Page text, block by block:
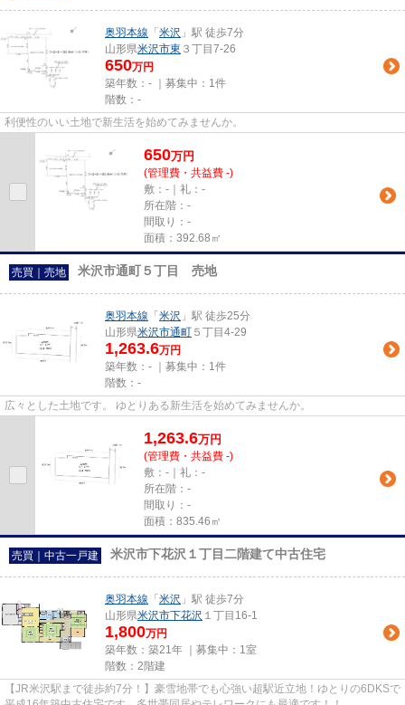
奥羽本線 「 米沢 」駅 徒歩7分
山形県米沢市東 ３丁目7-26
650万円
築年数：- ｜募集中： 1件
階数：-
利便性のいい土地で新生活を始めてみませんか。
650万円
(管理費・共益費 -)
敷：-｜礼：-
所在階：-
間取り：-
面積：392.68㎡
売買｜売地 米沢市通町５丁目 売地
奥羽本線 「 米沢 」駅 徒歩25分
山形県米沢市通町 ５丁目4-29
1,263.6万円
築年数：- ｜募集中： 1件
階数：-
広々とした土地です。 ゆとりある新生活を始めてみませんか。
1,263.6万円
(管理費・共益費 -)
敷：-｜礼：-
所在階：-
間取り：-
面積：835.46㎡
売買｜中古一戸建 米沢市下花沢１丁目二階建て中古住宅
奥羽本線 「 米沢 」駅 徒歩7分
山形県米沢市下花沢 １丁目16-1
1,800万円
築年数：築21年 ｜募集中： 1室
階数：2階建
【JR米沢駅まで徒歩約7分！】豪雪地帯でも心強い超駅近立地！ゆとりの6DKSで